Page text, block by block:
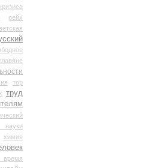
рейх
тор
труд
химия
время